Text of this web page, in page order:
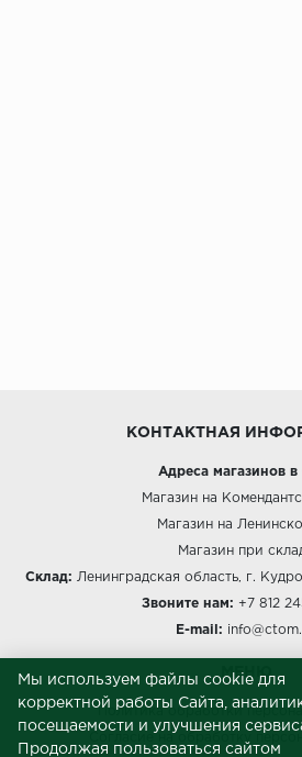
КОНТАКТНАЯ
Адреса магазинов
Магазин на
Магазин на
Магазин при
Склад: Ленинградская область, г.
Звоните нам: +7 812
E-mail:
МЕНЮ
Политика обработки
Согласие на обработку
Мы используем файлы cookie для
корректной работы Сайта,
посещаемости и улучшения
Продолжая пользоваться сайтом